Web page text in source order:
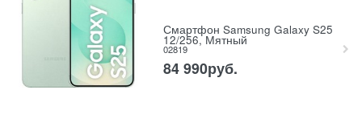
Смартфон Samsung Galaxy S25
12/256, Мятный
02819
84 990руб.